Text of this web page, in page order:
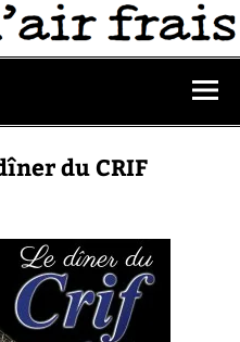
du CRIF